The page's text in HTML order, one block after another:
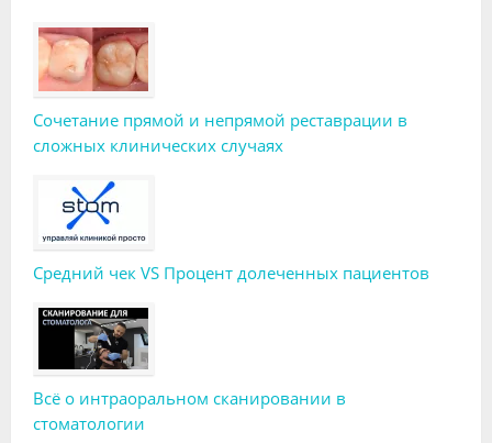
Сочетание прямой и непрямой реставрации в
сложных клинических случаях
Средний чек VS Процент долеченных пациентов
Всё о интраоральном сканировании в
стоматологии